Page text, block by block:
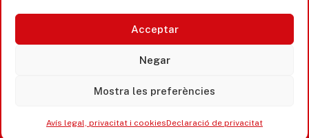
Acceptar
Negar
Mostra les preferències
Avís legal, privacitat i cookiesDeclaració de privacitat
Castell d’Aro · Platja d’Aro · S’Agaró
365 www.platjadaro